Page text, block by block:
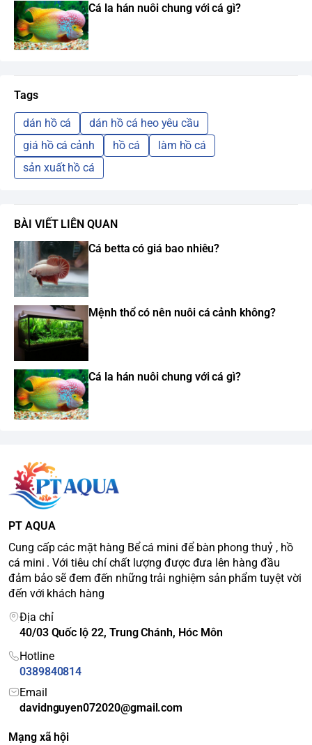
Cá la hán nuôi chung với cá gì?
Tags
dán hồ cá
dán hồ cá heo yêu cầu
giá hồ cá cảnh
hồ cá
làm hồ cá
sản xuất hồ cá
BÀI VIẾT LIÊN QUAN
Cá betta có giá bao nhiêu?
Mệnh thổ có nên nuôi cá cảnh không?
Cá la hán nuôi chung với cá gì?
PT AQUA
Cung cấp các mặt hàng Bể cá mini để bàn phong thuỷ , hồ
cá mini . Với tiêu chí chất lượng được đưa lên hàng đầu
đảm bảo sẽ đem đến những trải nghiệm sản phẩm tuyệt vời
đến với khách hàng
Địa chỉ
40/03 Quốc lộ 22, Trung Chánh, Hóc Môn
Hotline
0389840814
Email
davidnguyen072020@gmail.com
Mạng xã hội